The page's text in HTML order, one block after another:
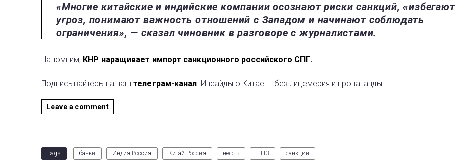
«Многие китайские и индийские компании осознают риски санкций, «избегают
угроз, понимают важность отношений с Западом и начинают соблюдать
ограничения», — сказал чиновник в разговоре с журналистами.
Напомним, КНР наращивает импорт санкционного российского СПГ.
Подписывайтесь на наш телеграм-канал. Инсайды о Китае — без лицемерия и пропаганды.
Leave a comment
Tags банки Индия-Россия Китай-Россия нефть НПЗ санкции